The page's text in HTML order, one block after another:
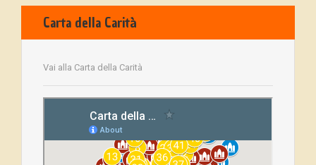
Carta della Carità
Vai alla Carta della Carità